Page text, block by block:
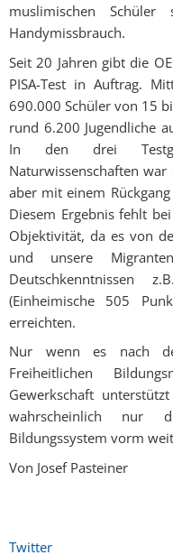
muslimischen Schüler
Handymissbrauch.
Seit 20 Jahren gibt die
PISA-Test in Auftrag.
690.000 Schüler von 15
rund 6.200 Jugendliche
In den drei
Naturwissenschaften
aber mit einem
Diesem Ergebnis fehlt
Objektivität, da es von
und unsere
(Einheimische 505
erreichten.
Nur wenn es nach
Freiheitlichen
Gewerkschaft
wahrscheinlich nur
Bildungssystem vorm
Von Josef Pasteiner
Twitter